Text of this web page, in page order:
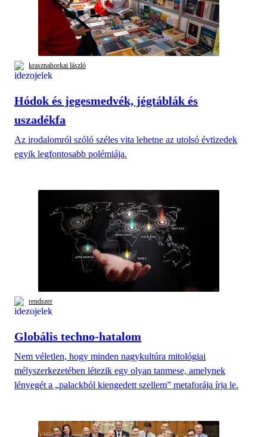
krasznahorkai lászló
Hódok és jegesmedvék, jégtáblák és
uszadékfa
Az irodalomról szóló széles vita lehetne az utolsó évtizedek
egyik legfontosabb polémiája.
rendszer
Globális techno-hatalom
Nem véletlen, hogy minden nagykultúra mitológiai
mélyszerkezetében létezik egy olyan tanmese, amelynek
lényegét a „palackból kiengedett szellem” metaforája írja le.